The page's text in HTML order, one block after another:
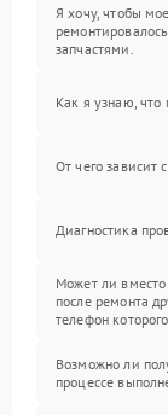
Я хочу, чтобы
запчастями.
Как я узнаю, что
От чего зависит
Диагностика
Может ли вместо
после ремонта
телефон
Возможно ли
процессе